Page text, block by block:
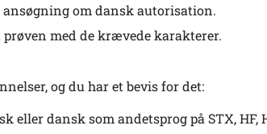
om dansk autorisation.
med de krævede karakterer.
og du har et bevis for det:
dansk som andetsprog på STX, HF,